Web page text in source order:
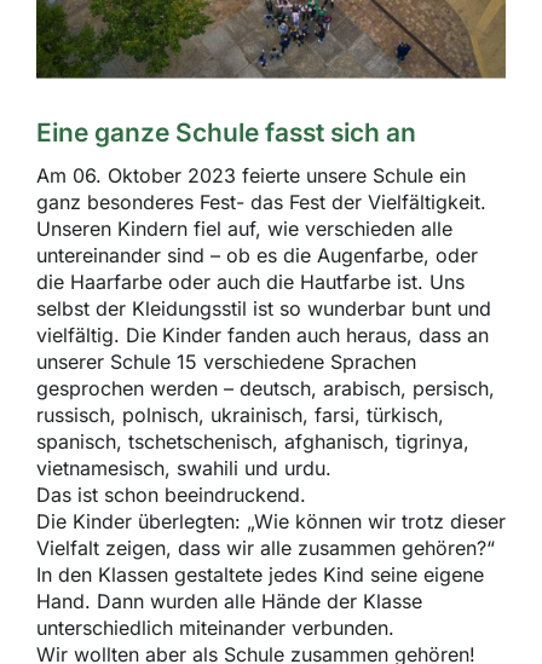
Eine ganze Schule fasst sich an
Am 06. Oktober 2023 feierte unsere Schule ein
ganz besonderes Fest- das Fest der Vielfältigkeit.
Unseren Kindern fiel auf, wie verschieden alle
untereinander sind – ob es die Augenfarbe, oder
die Haarfarbe oder auch die Hautfarbe ist. Uns
selbst der Kleidungsstil ist so wunderbar bunt und
vielfältig. Die Kinder fanden auch heraus, dass an
unserer Schule 15 verschiedene Sprachen
gesprochen werden – deutsch, arabisch, persisch,
russisch, polnisch, ukrainisch, farsi, türkisch,
spanisch, tschetschenisch, afghanisch, tigrinya,
vietnamesisch, swahili und urdu.
Das ist schon beeindruckend.
Die Kinder überlegten: „Wie können wir trotz dieser
Vielfalt zeigen, dass wir alle zusammen gehören?“
In den Klassen gestaltete jedes Kind seine eigene
Hand. Dann wurden alle Hände der Klasse
unterschiedlich miteinander verbunden.
Wir wollten aber als Schule zusammen gehören!